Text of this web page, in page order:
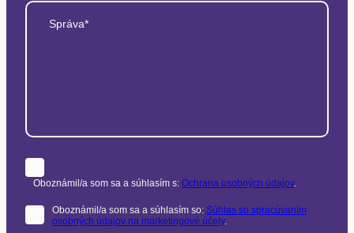
Správa*
Oboznámil/a som sa a súhlasím s: Ochrana osobných údajov.
Oboznámil/a som sa a súhlasím so: Súhlas so spracúvaním
osobných údajov na marketingové účely.